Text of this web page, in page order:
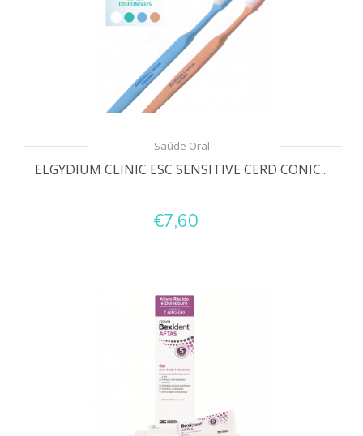
Saúde Oral
ELGYDIUM CLINIC ESC SENSITIVE CERD CONIC...
€7,60